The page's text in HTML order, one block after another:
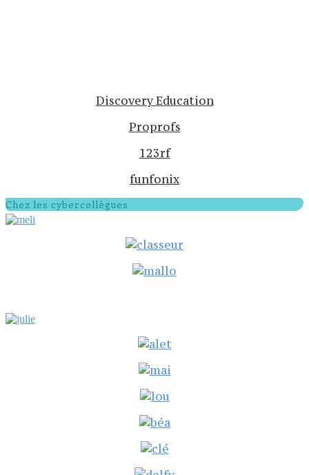
Discovery Education
Proprofs
123rf
funfonix
Chez les cybercollègues